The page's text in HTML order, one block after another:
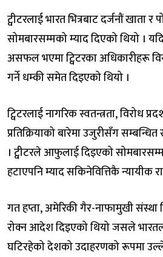
ट्वीटरलाई भारत भित्रबाट दर्जनौं खाता
सोमबारसम्मको म्याद दिएको थियो ।
असफल भएमा ट्विटरका अधिकारीहरू
गर्ने धम्की समेत दिइएको थियो ।
ट्विटरलाई नागरिक स्वतन्त्रता, विरोध
प्रतिक्रियाको बारेमा उजुरीसँग
। ट्वीटरले आफुलाई दिइएको
हटाएपनि म्याद सकिनेवित्तिकै न्यायीक
गत हप्ता, अमेरिकी गैर-नाफामुखी संस्था
रोक्न आदेश दिइएको थियो जसले
घटिरहेको देशको उदाहरणको रूपमा